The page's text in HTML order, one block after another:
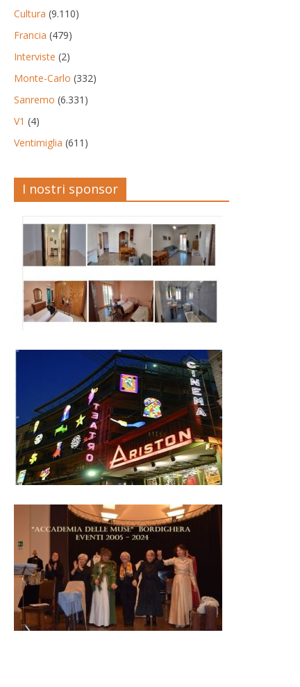
Cultura (9.110)
Francia (479)
Interviste (2)
Monte-Carlo (332)
Sanremo (6.331)
V1 (4)
Ventimiglia (611)
I nostri sponsor